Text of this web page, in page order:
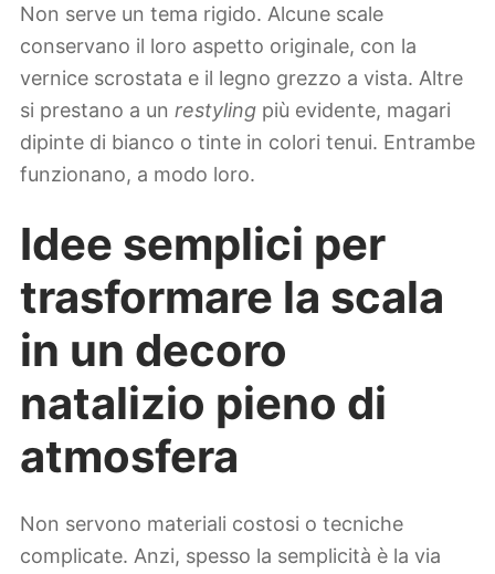
Non serve un tema rigido. Alcune scale
conservano il loro aspetto originale, con la
vernice scrostata e il legno grezzo a vista. Altre
si prestano a un restyling più evidente, magari
dipinte di bianco o tinte in colori tenui. Entrambe
funzionano, a modo loro.
Idee semplici per
trasformare la scala
in un decoro
natalizio pieno di
atmosfera
Non servono materiali costosi o tecniche
complicate. Anzi, spesso la semplicità è la via